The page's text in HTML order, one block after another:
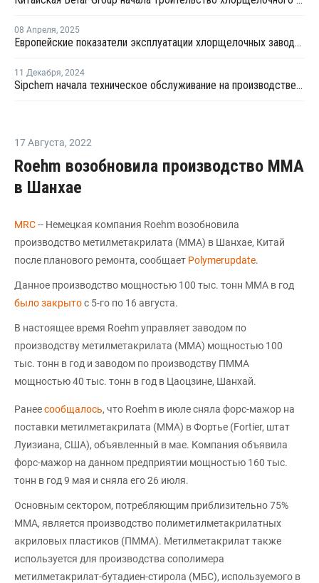
08 Апреля, 2025
Европейские показатели эксплуатации хлорщелочных заводов достигли в феврале трехлетнего максимума
11 Декабря, 2024
Sipchem начала техническое обслуживание на производстве "дочки" Samapco
17 Августа, 2022
Roehm возобновила производство ММА
в Шанхае
MRC-- Немецкая компания Roehm возобновила
производство метилметакрилата (ММА) в Шанхае, Китай
после планового ремонта, сообщает Polymerupdate.
Данное производство мощностью 100 тыс. тонн ММА в год
было закрытос 5-го по 16 августа.
В настоящее время Roehm управляет заводом по
производству метилметакрилата (ММА) мощностью 100
тыс. тонн в год и заводом по производству ПММА
мощностью 40 тыс. тонн в год в Цаоцзине, Шанхай.
Ранеесообщалось, что Roehm в июле сняла форс-мажор на
поставки метилметакрилата (MMA) в Фортье (Fortier, штат
Луизиана, США), объявленный в мае. Компания объявила
форс-мажор на данном предприятии мощностью 160 тыс.
тонн в год 9 мая и сняла его 26 июля.
Основным сектором, потребляющим приблизительно 75%
ММА, является производство полиметилметакрилатных
акриловых пластиков (ПММА). Метилметакрилат также
используется для производства сополимера
метилметакрилат-бутадиен-стирола (МБС), используемого в